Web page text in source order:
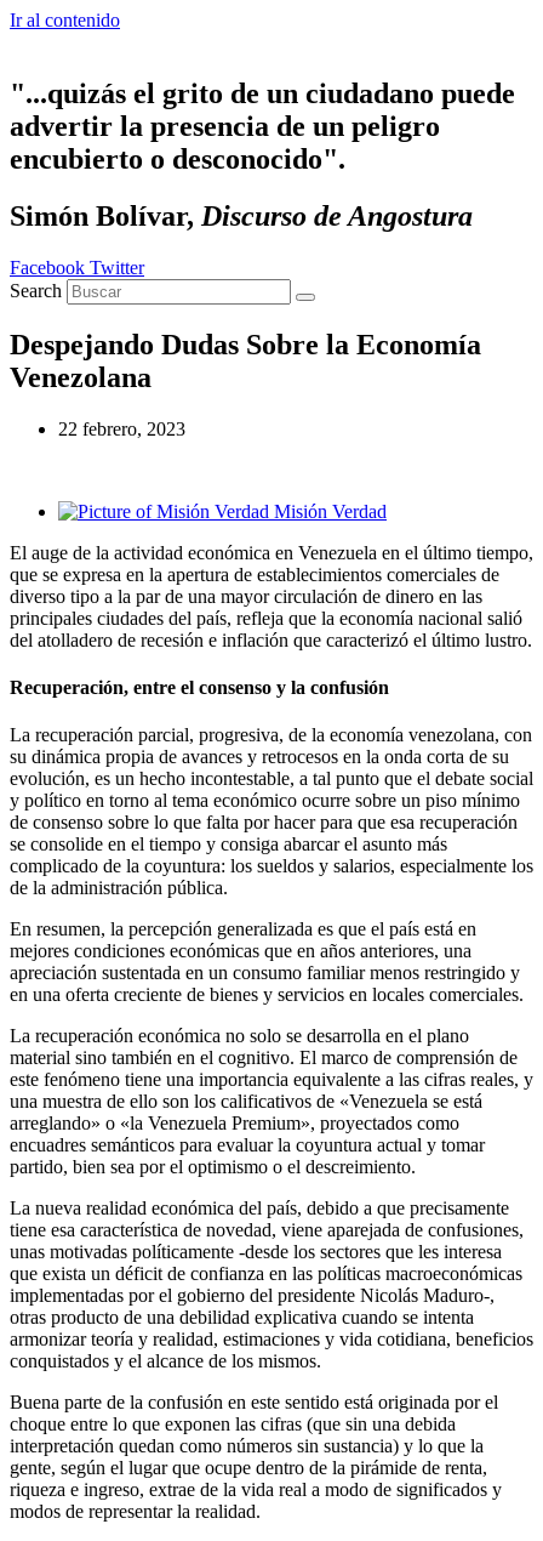
Ir al contenido
"...quizás el grito de un ciudadano puede
advertir la presencia de un peligro
encubierto o desconocido".
Simón Bolívar, Discurso de Angostura
Facebook Twitter
Search
Despejando Dudas Sobre la Economía
Venezolana
22 febrero, 2023
Misión Verdad
El auge de la actividad económica en Venezuela en el último tiempo,
que se expresa en la apertura de establecimientos comerciales de
diverso tipo a la par de una mayor circulación de dinero en las
principales ciudades del país, refleja que la economía nacional salió
del atolladero de recesión e inflación que caracterizó el último lustro.
Recuperación, entre el consenso y la confusión
La recuperación parcial, progresiva, de la economía venezolana, con
su dinámica propia de avances y retrocesos en la onda corta de su
evolución, es un hecho incontestable, a tal punto que el debate social
y político en torno al tema económico ocurre sobre un piso mínimo
de consenso sobre lo que falta por hacer para que esa recuperación
se consolide en el tiempo y consiga abarcar el asunto más
complicado de la coyuntura: los sueldos y salarios, especialmente los
de la administración pública.
En resumen, la percepción generalizada es que el país está en
mejores condiciones económicas que en años anteriores, una
apreciación sustentada en un consumo familiar menos restringido y
en una oferta creciente de bienes y servicios en locales comerciales.
La recuperación económica no solo se desarrolla en el plano
material sino también en el cognitivo. El marco de comprensión de
este fenómeno tiene una importancia equivalente a las cifras reales, y
una muestra de ello son los calificativos de «Venezuela se está
arreglando» o «la Venezuela Premium», proyectados como
encuadres semánticos para evaluar la coyuntura actual y tomar
partido, bien sea por el optimismo o el descreimiento.
La nueva realidad económica del país, debido a que precisamente
tiene esa característica de novedad, viene aparejada de confusiones,
unas motivadas políticamente -desde los sectores que les interesa
que exista un déficit de confianza en las políticas macroeconómicas
implementadas por el gobierno del presidente Nicolás Maduro-,
otras producto de una debilidad explicativa cuando se intenta
armonizar teoría y realidad, estimaciones y vida cotidiana, beneficios
conquistados y el alcance de los mismos.
Buena parte de la confusión en este sentido está originada por el
choque entre lo que exponen las cifras (que sin una debida
interpretación quedan como números sin sustancia) y lo que la
gente, según el lugar que ocupe dentro de la pirámide de renta,
riqueza e ingreso, extrae de la vida real a modo de significados y
modos de representar la realidad.